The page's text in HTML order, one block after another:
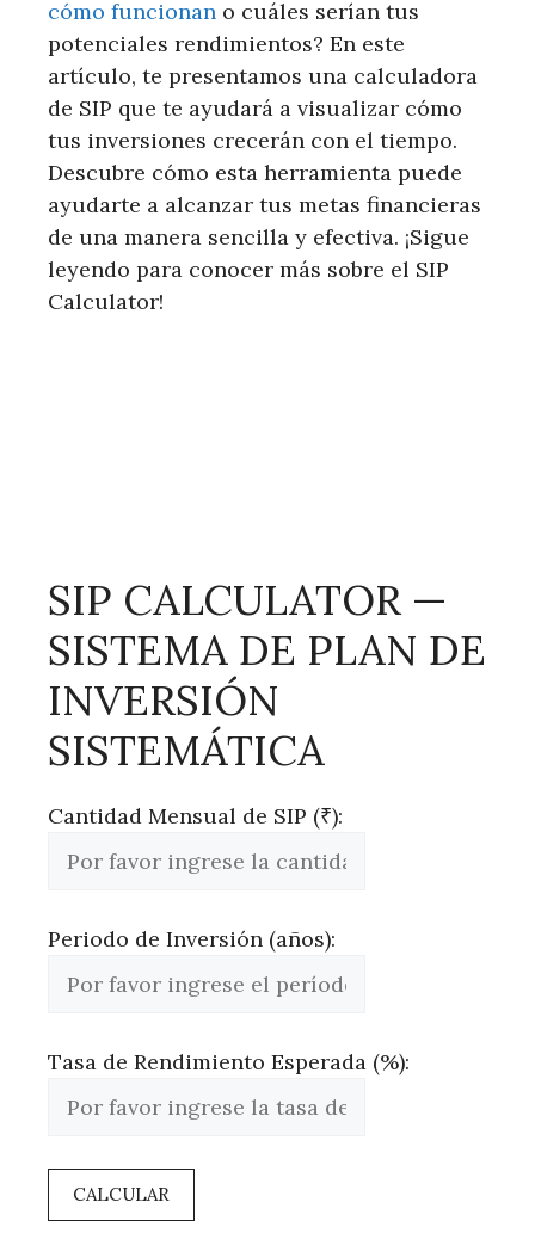
cómo funcionan o cuáles serían tus
potenciales rendimientos? En este
artículo, te presentamos una calculadora
de SIP que te ayudará a visualizar cómo
tus inversiones crecerán con el tiempo.
Descubre cómo esta herramienta puede
ayudarte a alcanzar tus metas financieras
de una manera sencilla y efectiva. ¡Sigue
leyendo para conocer más sobre el SIP
Calculator!
SIP CALCULATOR —
SISTEMA DE PLAN DE
INVERSIÓN
SISTEMÁTICA
Cantidad Mensual de SIP (₹):
Periodo de Inversión (años):
Tasa de Rendimiento Esperada (%):
CALCULAR